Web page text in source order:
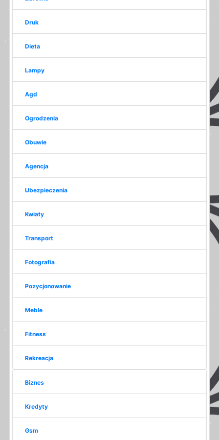
Druk
Dieta
Lampy
Agd
Ogrodzenia
Obuwie
Agencja
Ubezpieczenia
Kwiaty
Transport
Fotografia
Pozycjonowanie
Meble
Fitness
Rekreacja
Biznes
Kredyty
Gsm